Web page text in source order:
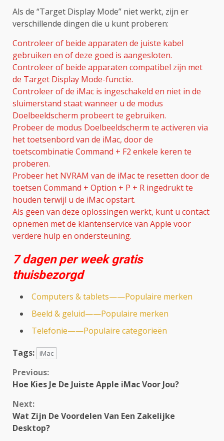
Als de “Target Display Mode” niet werkt, zijn er
verschillende dingen die u kunt proberen:
Controleer of beide apparaten de juiste kabel
gebruiken en of deze goed is aangesloten.
Controleer of beide apparaten compatibel zijn met
de Target Display Mode-functie.
Controleer of de iMac is ingeschakeld en niet in de
sluimerstand staat wanneer u de modus
Doelbeeldscherm probeert te gebruiken.
Probeer de modus Doelbeeldscherm te activeren via
het toetsenbord van de iMac, door de
toetscombinatie Command + F2 enkele keren te
proberen.
Probeer het NVRAM van de iMac te resetten door de
toetsen Command + Option + P + R ingedrukt te
houden terwijl u de iMac opstart.
Als geen van deze oplossingen werkt, kunt u contact
opnemen met de klantenservice van Apple voor
verdere hulp en ondersteuning.
7 dagen per week gratis
thuisbezorgd
Computers & tablets——Populaire merken
Beeld & geluid——Populaire merken
Telefonie——Populaire categorieën
Tags:
iMac
Continue
Reading
Previous:
Hoe Kies Je De Juiste Apple iMac Voor Jou?
Next:
Wat Zijn De Voordelen Van Een Zakelijke
Desktop?